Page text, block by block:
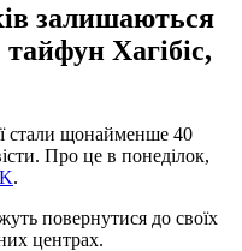
залишаються
тайфун Хагібіс,
стали щонайменше 40
Про це в понеділок,
.
повернутися до своїх
центрах.